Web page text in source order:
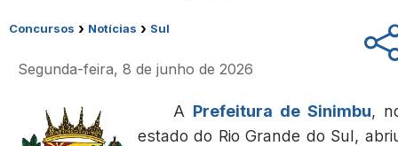
Concursos › Notícias › Sul
Segunda-feira, 8 de junho de 2026
A Prefeitura de Sinimbu,
estado do Rio Grande do Sul,